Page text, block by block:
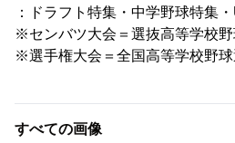
：ドラフト特集・中学野球特集
※センバツ大会＝選抜高等学校
※選手権大会＝全国高等学校野
すべての画像